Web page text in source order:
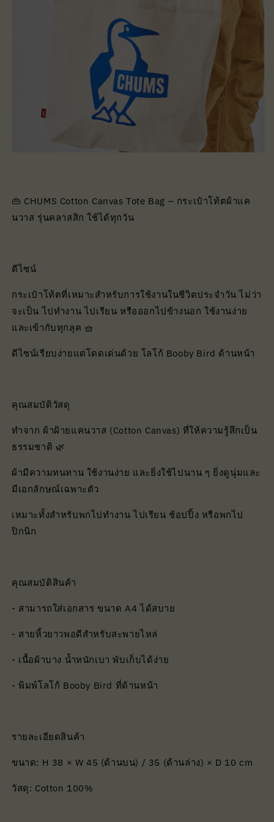
👜 CHUMS Cotton Canvas Tote Bag – กระเป๋าโท้ตผ้าแค
นวาส รุ่นคลาสสิก ใช้ได้ทุกวัน
ดีไซน์
กระเป๋าโท้ตที่เหมาะสำหรับการใช้งานในชีวิตประจำวัน ไม่ว่า
จะเป็น ไปทำงาน ไปเรียน หรือออกไปข้างนอก ใช้งานง่าย
และเข้ากับทุกลุค 🧺
ดีไซน์เรียบง่ายแต่โดดเด่นด้วย โลโก้ Booby Bird ด้านหน้า
คุณสมบัติวัสดุ
ทำจาก ผ้าฝ้ายแคนวาส (Cotton Canvas) ที่ให้ความรู้สึกเป็น
ธรรมชาติ 🌿
ผ้ามีความทนทาน ใช้งานง่าย และยิ่งใช้ไปนาน ๆ ยิ่งดูนุ่มและ
มีเอกลักษณ์เฉพาะตัว
เหมาะทั้งสำหรับพกไปทำงาน ไปเรียน ช้อปปิ้ง หรือพกไป
ปิกนิก
คุณสมบัติสินค้า
- สามารถใส่เอกสาร ขนาด A4 ได้สบาย
- สายหิ้วยาวพอดีสำหรับสะพายไหล่
- เนื้อผ้าบาง น้ำหนักเบา พับเก็บได้ง่าย
- พิมพ์โลโก้ Booby Bird ที่ด้านหน้า
รายละเอียดสินค้า
ขนาด: H 38 × W 45 (ด้านบน) / 35 (ด้านล่าง) × D 10 cm
วัสดุ: Cotton 100%